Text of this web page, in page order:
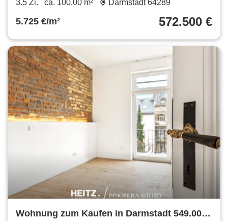
3.5 Zi. ca. 100,00 m² Darmstadt 64289
5.725 €/m² 572.500 €
Wohnung zum Kaufen in Darmstadt 549.000